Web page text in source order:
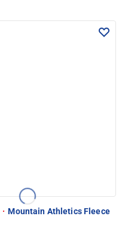
· Mountain Athletics Fleece